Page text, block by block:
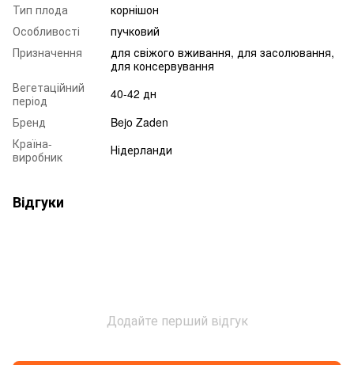
Тип плода
корнішон
Особливості
пучковий
Призначення
для свіжого вживання, для засолювання,
для консервування
Вегетаційний
період
40-42 дн
Бренд
Bejo Zaden
Країна-
виробник
Нідерланди
Відгуки
Додайте перший відгук